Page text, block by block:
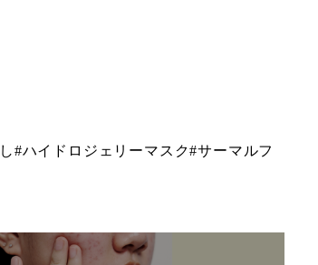
#ハイドロジェリーマスク#サーマルフ